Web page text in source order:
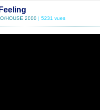
HOUSE 2000| 5231 vues